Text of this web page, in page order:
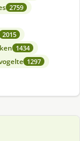
2759
2015
1434
1297